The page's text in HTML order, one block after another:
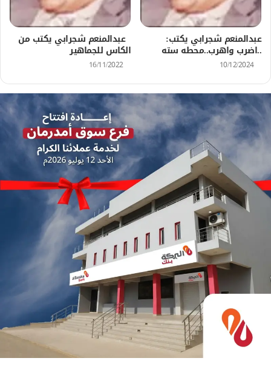
عبدالمنعم شجرابي يكتب:
..اضرب واهرب..محطه سته
10/12/2024
عبدالمنعم شجرابي يكتب من
الكاس للجماهير
16/11/2022